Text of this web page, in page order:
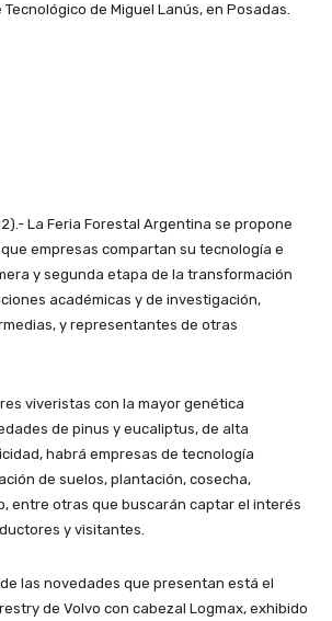
de Miguel Lanús, en Posadas.
La Feria Forestal Argentina se propone
empresas compartan su tecnología e
y segunda etapa de la transformación
académicas y de investigación,
y representantes de otras
viveristas con la mayor genética
de pinus y eucaliptus, de alta
habrá empresas de tecnología
de suelos, plantación, cosecha,
entre otras que buscarán captar el interés
y visitantes.
las novedades que presentan está el
de Volvo con cabezal Logmax, exhibido